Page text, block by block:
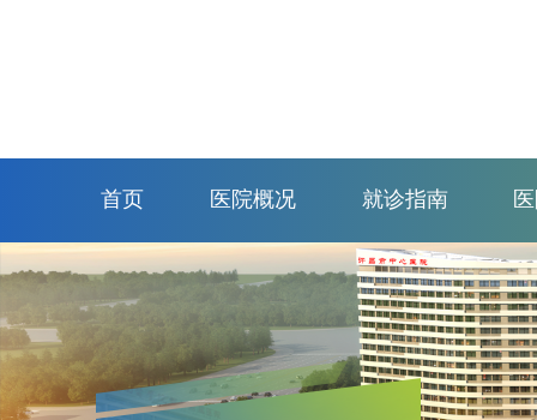
首页 医院概况 就诊指南